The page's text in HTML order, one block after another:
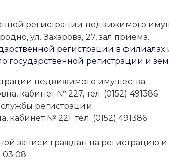
регистрации недвижимого
ул. Захарова, 27, зал приема.
регистрации в
государственной регистрации и
недвижимого имущества:
кабинет № 227, тел. (0152) 491386
регистрации:
кабинет № 221 тел. (0152) 491386
записи граждан на регистрацию и
03 08.